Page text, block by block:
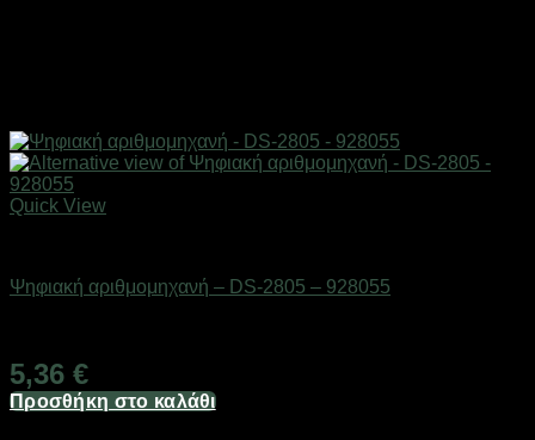
Quick View
Ψηφιακή αριθμομηχανή – DS-2805 – 928055
5,36 €
Προσθήκη στο καλάθι